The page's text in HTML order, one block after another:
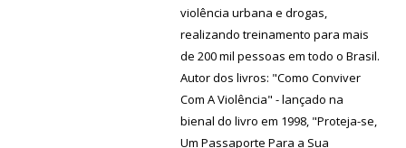
violência urbana e drogas,
realizando treinamento para mais
de 200 mil pessoas em todo o Brasil.
Autor dos livros: "Como Conviver
Com A Violência" - lançado na
bienal do livro em 1998, "Proteja-se,
Um Passaporte Para a Sua